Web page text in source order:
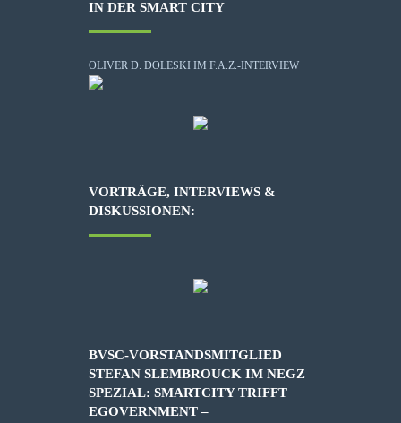
IN DER SMART CITY
OLIVER D. DOLESKI IM F.A.Z.-INTERVIEW
VORTRÄGE, INTERVIEWS &
DISKUSSIONEN:
BVSC-VORSTANDSMITGLIED
STEFAN SLEMBROUCK IM NEGZ
SPEZIAL: SMARTCITY TRIFFT
EGOVERNMENT –